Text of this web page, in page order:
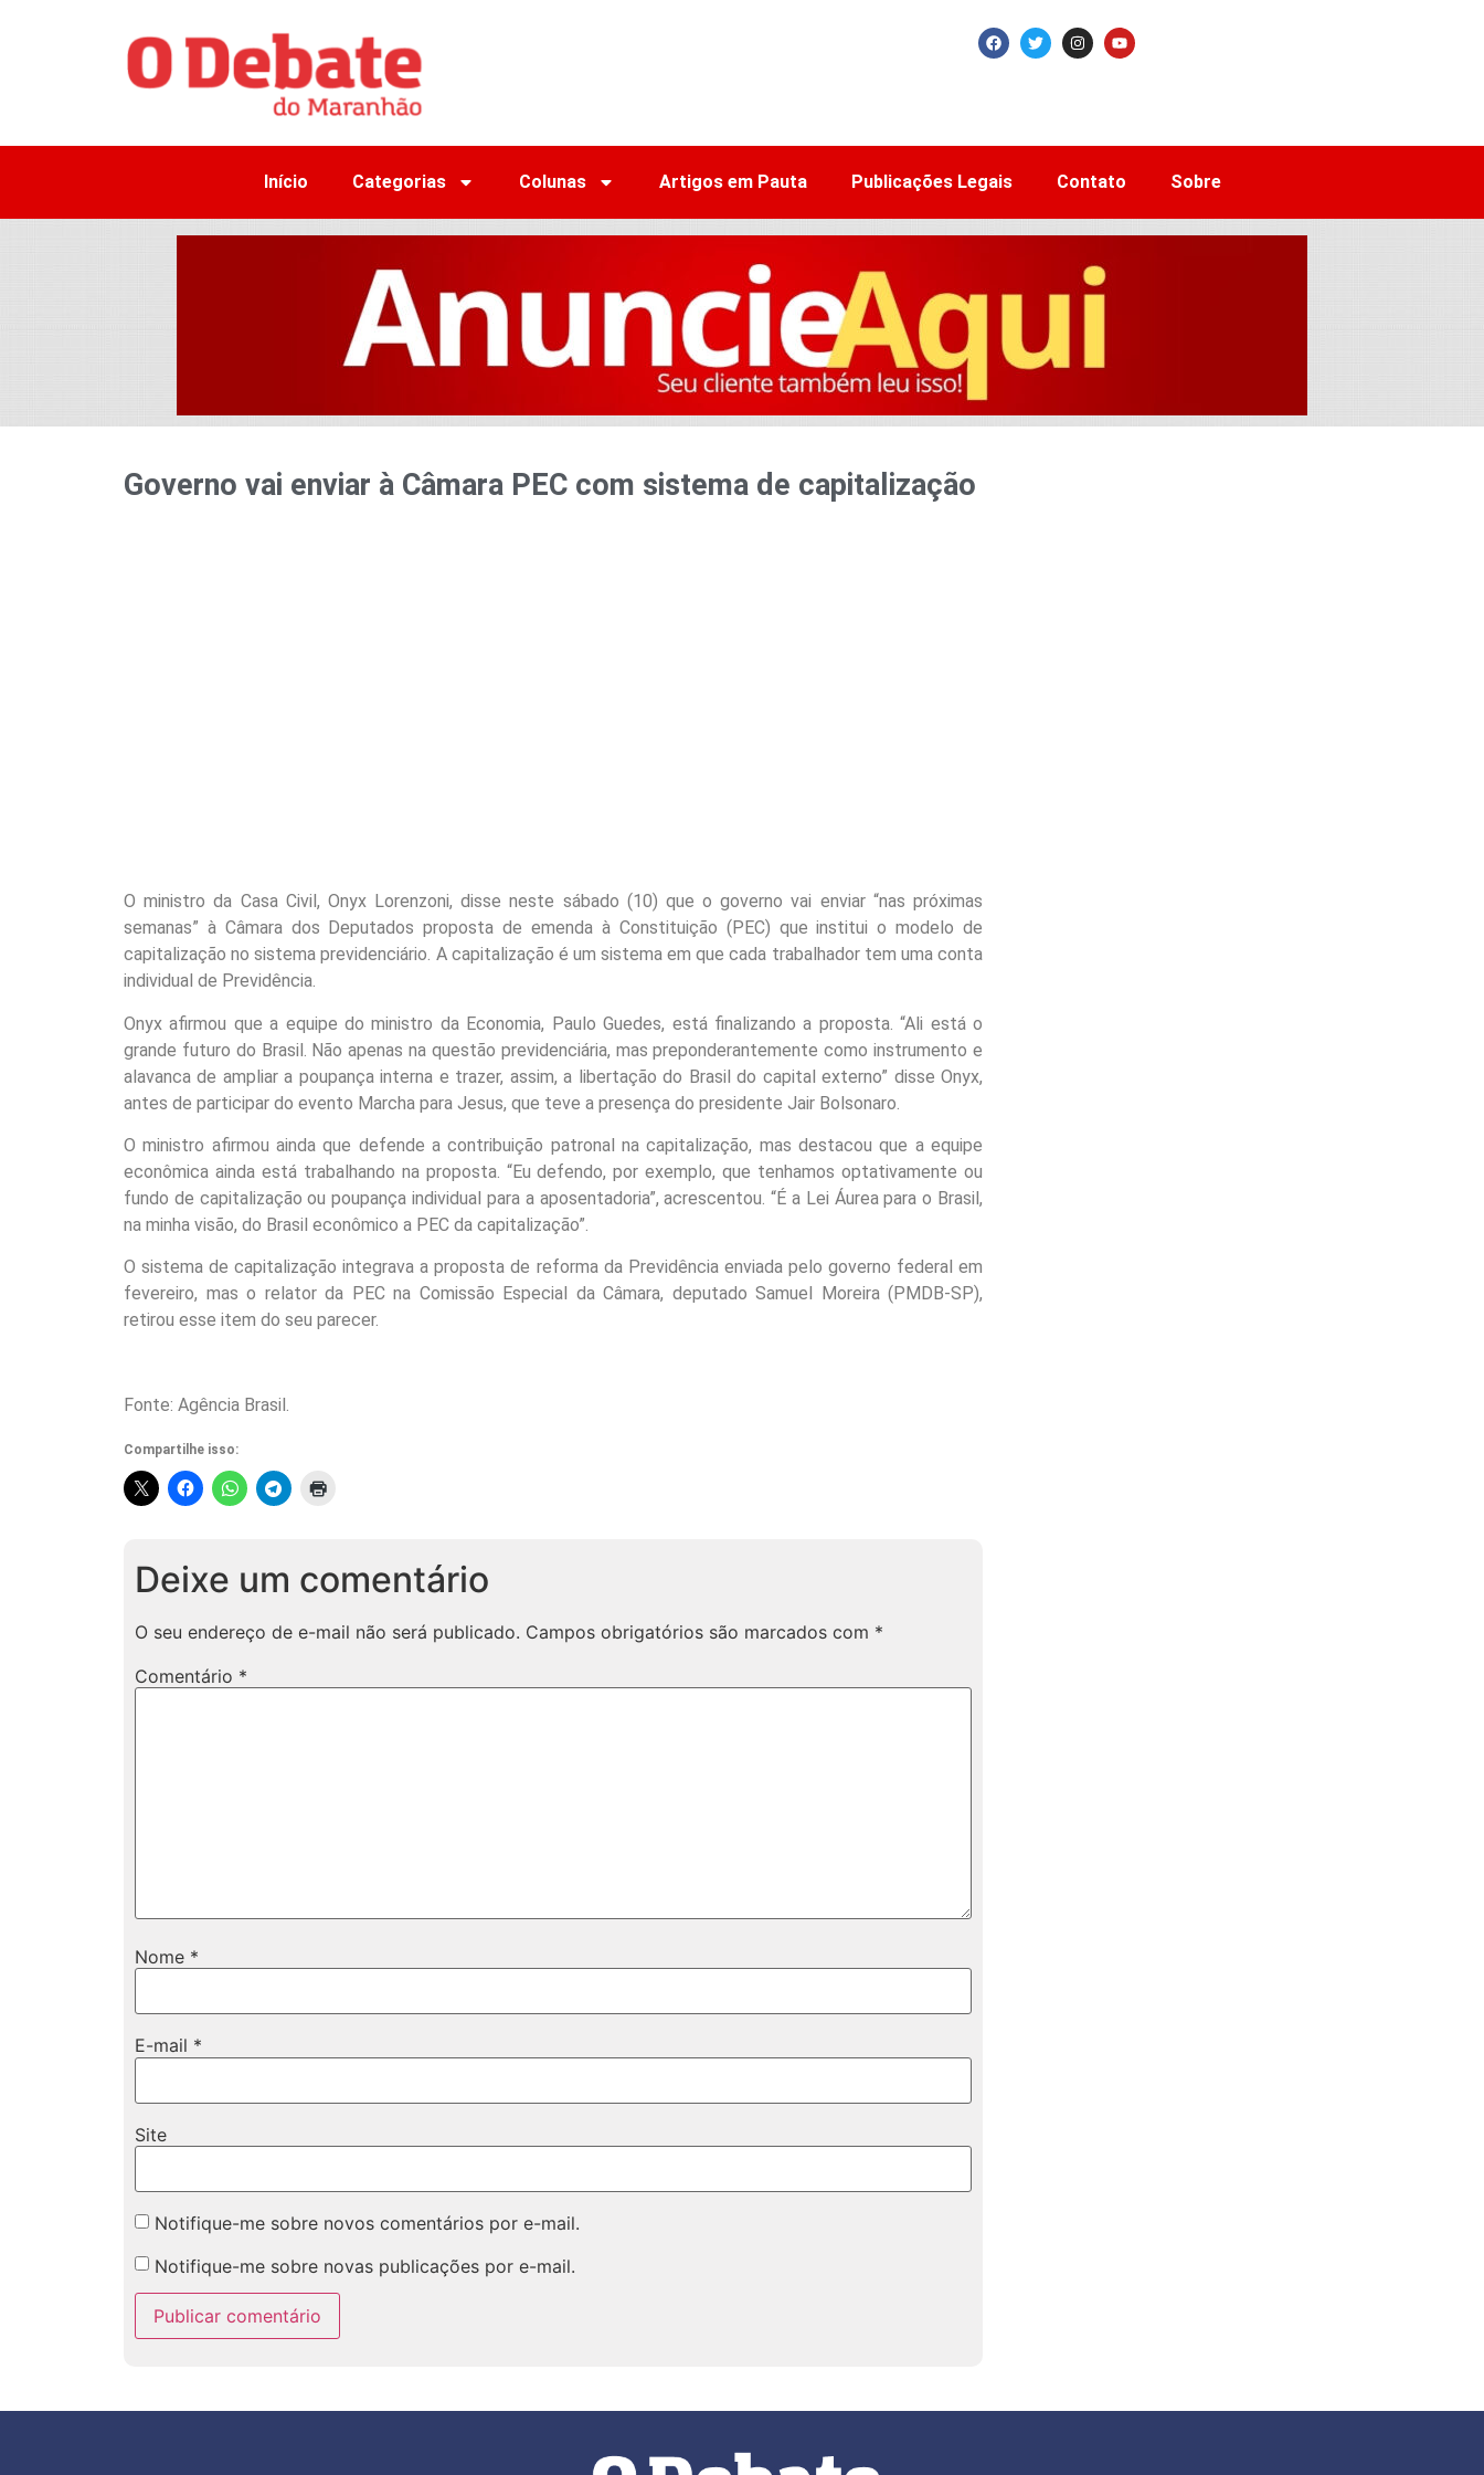
Início Categorias Colunas Artigos em Pauta Publicações Legais Contato Sobre
Governo vai enviar à Câmara PEC com sistema de capitalização
O ministro da Casa Civil, Onyx Lorenzoni, disse neste sábado (10) que o governo vai enviar “nas próximas
semanas” à Câmara dos Deputados proposta de emenda à Constituição (PEC) que institui o modelo de
capitalização no sistema previdenciário. A capitalização é um sistema em que cada trabalhador tem uma conta
individual de Previdência.
Onyx afirmou que a equipe do ministro da Economia, Paulo Guedes, está finalizando a proposta. “Ali está o
grande futuro do Brasil. Não apenas na questão previdenciária, mas preponderantemente como instrumento e
alavanca de ampliar a poupança interna e trazer, assim, a libertação do Brasil do capital externo” disse Onyx,
antes de participar do evento Marcha para Jesus, que teve a presença do presidente Jair Bolsonaro.
O ministro afirmou ainda que defende a contribuição patronal na capitalização, mas destacou que a equipe
econômica ainda está trabalhando na proposta. “Eu defendo, por exemplo, que tenhamos optativamente ou
fundo de capitalização ou poupança individual para a aposentadoria”, acrescentou. “É a Lei Áurea para o Brasil,
na minha visão, do Brasil econômico a PEC da capitalização”.
O sistema de capitalização integrava a proposta de reforma da Previdência enviada pelo governo federal em
fevereiro, mas o relator da PEC na Comissão Especial da Câmara, deputado Samuel Moreira (PMDB-SP),
retirou esse item do seu parecer.
Fonte: Agência Brasil.
Compartilhe isso:
Deixe um comentário
O seu endereço de e-mail não será publicado. Campos obrigatórios são marcados com *
Comentário *
Nome *
E-mail *
Site
Notifique-me sobre novos comentários por e-mail.
Notifique-me sobre novas publicações por e-mail.